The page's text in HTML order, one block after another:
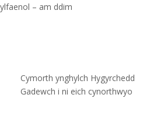
– am ddim
Cymorth ynghylch Hygyrchedd
Gadewch i ni eich cynorthwyo